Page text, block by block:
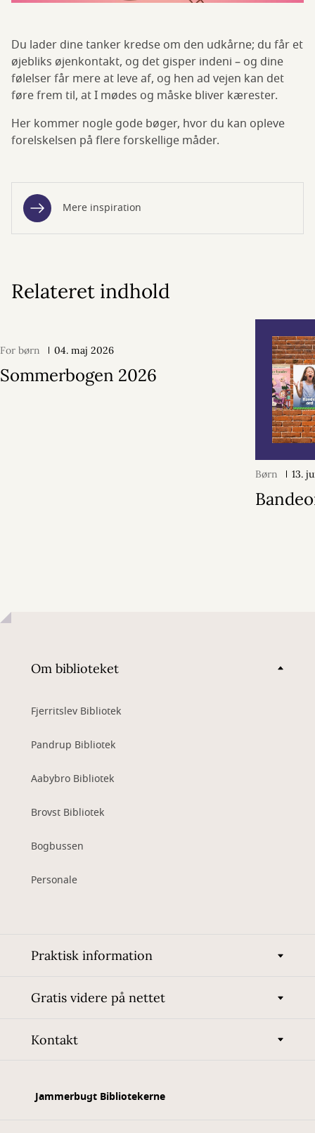
Du lader dine tanker kredse om den udkårne; du får et
øjebliks øjenkontakt, og det gisper indeni – og dine
følelser får mere at leve af, og hen ad vejen kan det
føre frem til, at I mødes og måske bliver kærester.
Her kommer nogle gode bøger, hvor du kan opleve
forelskelsen på flere forskellige måder.
Mere inspiration
Relateret indhold
For børn 04. maj 2026
Sommerbogen 2026
Børn 13.
Om biblioteket
Fjerritslev Bibliotek
Pandrup Bibliotek
Aabybro Bibliotek
Brovst Bibliotek
Bogbussen
Personale
Praktisk information
Gratis videre på nettet
Kontakt
Jammerbugt Bibliotekerne